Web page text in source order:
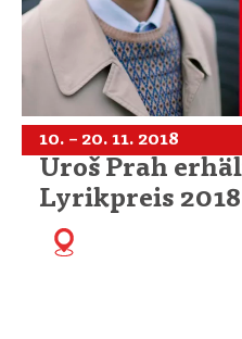
10. – 20. 11. 2018
Uroš Prah
Lyrikpreis 2018